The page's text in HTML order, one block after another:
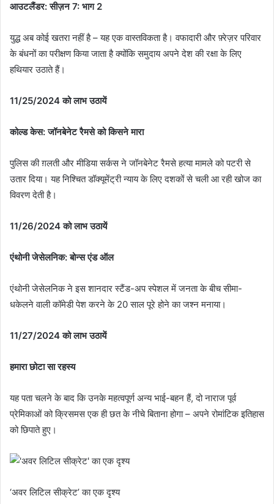
आउटलैंडर: सीज़न 7: भाग 2
युद्ध अब कोई खतरा नहीं है – यह एक वास्तविकता है। वफादारी और फ़्रेज़र परिवार
के बंधनों का परीक्षण किया जाता है क्योंकि समुदाय अपने देश की रक्षा के लिए
हथियार उठाते हैं।
11/25/2024 को लाभ उठायें
कोल्ड केस: जॉनबेनेट रैमसे को किसने मारा
पुलिस की ग़लती और मीडिया सर्कस ने जॉनबेनेट रैमसे हत्या मामले को पटरी से
उतार दिया। यह निश्चित डॉक्यूमेंट्री न्याय के लिए दशकों से चली आ रही खोज का
विवरण देती है।
11/26/2024 को लाभ उठायें
एंथोनी जेसेलनिक: बोन्स एंड ऑल
एंथोनी जेसेलनिक ने इस शानदार स्टैंड-अप स्पेशल में जनता के बीच सीमा-
धकेलने वाली कॉमेडी पेश करने के 20 साल पूरे होने का जश्न मनाया।
11/27/2024 को लाभ उठायें
हमारा छोटा सा रहस्य
यह पता चलने के बाद कि उनके महत्वपूर्ण अन्य भाई-बहन हैं, दो नाराज पूर्व
प्रेमिकाओं को क्रिसमस एक ही छत के नीचे बिताना होगा – अपने रोमांटिक इतिहास
को छिपाते हुए।
‘अवर लिटिल सीक्रेट’ का एक दृश्य